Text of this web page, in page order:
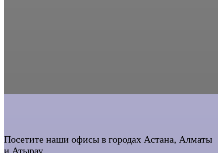
Посетите наши офисы в городах Астана, Алматы
и Атырау.